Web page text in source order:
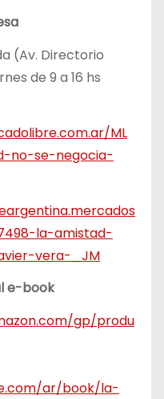
(Av. Directorio
de 9 a 16 hs
ML
no-se-negocia-
la-amistad-
vera-_JM
e-book
gp/produ
ar/book/la-